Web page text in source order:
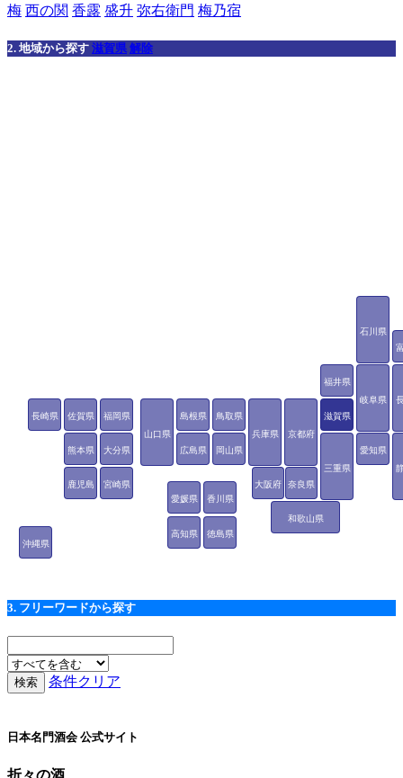
梅 西の関 香露 盛升 弥右衛門 梅乃宿
2. 地域から探す 滋賀県 解除
石川県
福井県
岐阜県
愛知県
三重県
滋賀県
京都府
大阪府
兵庫県
奈良県
和歌山県
鳥取県
島根県
岡山県
広島県
山口県
徳島県
香川県
愛媛県
高知県
福岡県
佐賀県
長崎県
熊本県 大分県
宮崎県
鹿児島
沖縄県
3. フリーワードから探す
条件クリア
日本名門酒会 公式サイト
折々の酒